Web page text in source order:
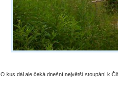
O kus dál ale čeká dnešní největší stoupání k